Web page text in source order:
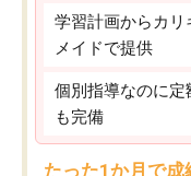
学習計画からカ
メイドで提供
個別指導なのに
も完備
たった1か月で